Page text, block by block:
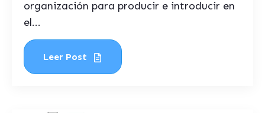
organización para producir e introducir en
el...
Leer Post